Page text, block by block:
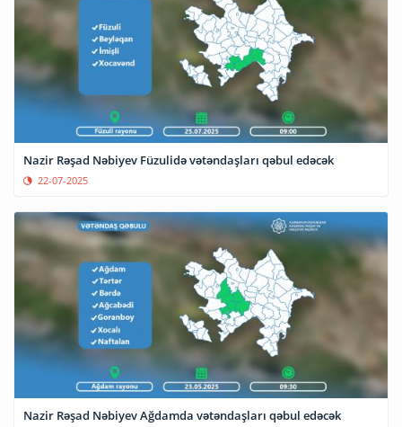
Nazir Rəşad Nəbiyev Füzulidə vətəndaşları qəbul edəcək
22-07-2025
Nazir Rəşad Nəbiyev Ağdamda vətəndaşları qəbul edəcək